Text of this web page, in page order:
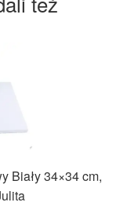
Biały 34×34 cm,